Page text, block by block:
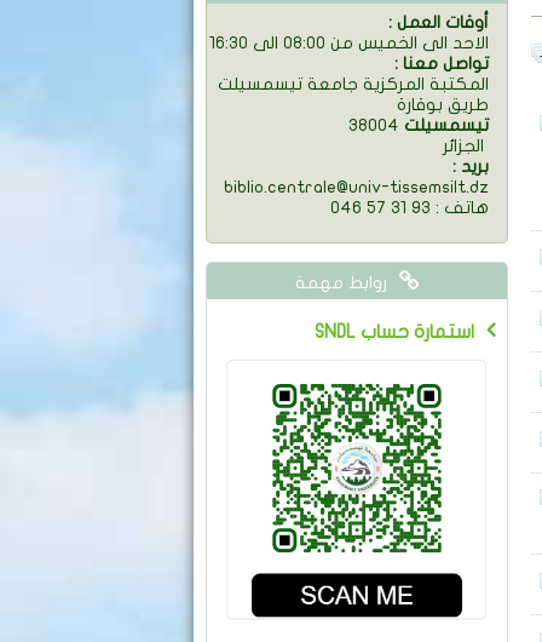
: أوقات العمل
الاحد الى الخميس من 08:00 الى 16:30
: تواصل معنا
المكتبة المركزية جامعة تيسمسيلت
طريق بوقارة
38004 تيسمسيلت
: بريد
biblio.centrale@univ-tissemsilt.dz
046 57 31 93 : هاتف
روابط مهمة
SNDL استمارة حساب